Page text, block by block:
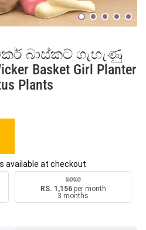
බාස්කට් ගැහැණු
Basket Girl Planter
Plants
available at checkout
RS. 1,156per month
3 months